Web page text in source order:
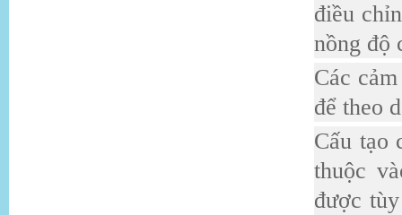
điều
nồng độ
Các
để theo
Cấu tạo
thuộc
được